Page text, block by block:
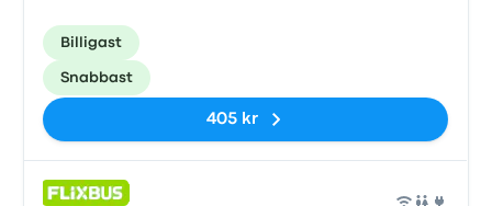
Billigast
Snabbast
405 kr